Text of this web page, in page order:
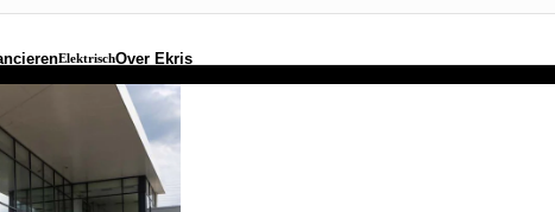
ElektrischOver Ekris